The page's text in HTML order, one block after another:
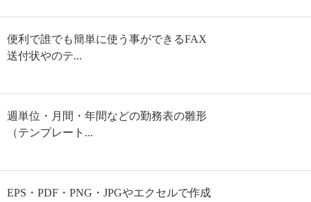
便利で誰でも簡単に使う事ができるFAX
送付状やのテ...
週単位・月間・年間などの勤務表の雛形
（テンプレート...
EPS・PDF・PNG・JPGやエクセルで作成